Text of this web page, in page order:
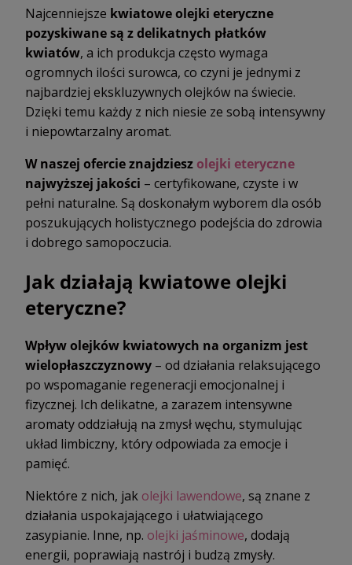
Najcenniejsze kwiatowe olejki eteryczne
pozyskiwane są z delikatnych płatków
kwiatów, a ich produkcja często wymaga
ogromnych ilości surowca, co czyni je jednymi z
najbardziej ekskluzywnych olejków na świecie.
Dzięki temu każdy z nich niesie ze sobą intensywny
i niepowtarzalny aromat.
W naszej ofercie znajdziesz olejki eteryczne
najwyższej jakości – certyfikowane, czyste i w
pełni naturalne. Są doskonałym wyborem dla osób
poszukujących holistycznego podejścia do zdrowia
i dobrego samopoczucia.
Jak działają kwiatowe olejki
eteryczne?
Wpływ olejków kwiatowych na organizm jest
wielopłaszczyznowy – od działania relaksującego
po wspomaganie regeneracji emocjonalnej i
fizycznej. Ich delikatne, a zarazem intensywne
aromaty oddziałują na zmysł węchu, stymulując
układ limbiczny, który odpowiada za emocje i
pamięć.
Niektóre z nich, jak olejki lawendowe, są znane z
działania uspokajającego i ułatwiającego
zasypianie. Inne, np. olejki jaśminowe, dodają
energii, poprawiają nastrój i budzą zmysły.